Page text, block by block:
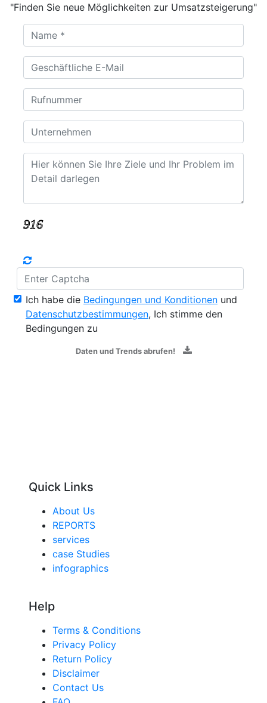
"Finden Sie neue Möglichkeiten zur Umsatzsteigerung"
Ich habe die Bedingungen und Konditionen und
Datenschutzbestimmungen, Ich stimme den
Bedingungen zu
Daten und Trends abrufen!
Quick Links
About Us
REPORTS
services
case Studies
infographics
Help
Terms & Conditions
Privacy Policy
Return Policy
Disclaimer
Contact Us